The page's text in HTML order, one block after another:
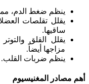
ينظم ضغط الدم،
يقلل تقلصات
ساقيها.
يقلل القلق
مزاجها أيضاً.
ينظم ضربات القلب.
أهم مصادر المغنيسيوم